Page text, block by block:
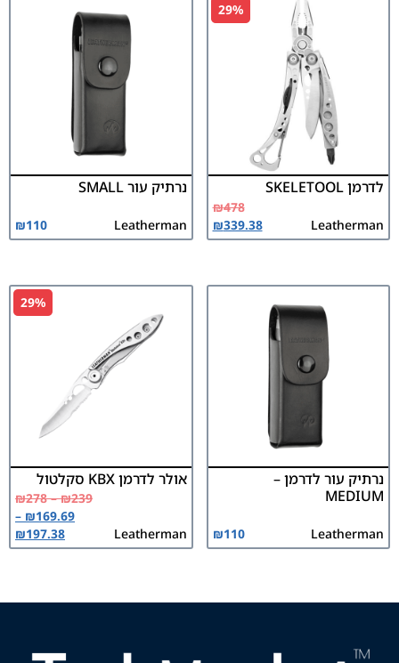
29%
לדרמן SKELETOOL
Leatherman
₪478
₪339.38
נרתיק עור SMALL
Leatherman
₪110
נרתיק עור לדרמן –
MEDIUM
Leatherman
₪110
29%
אולר לדרמן KBX סקלטול
Leatherman
₪239
–
₪278
₪169.69
–
₪197.38